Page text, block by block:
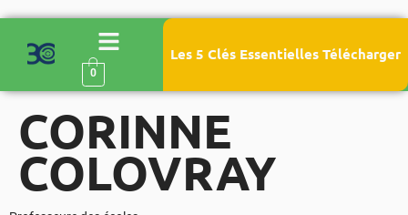
0
Les 5 Clés Essentielles Télécharger
CORINNE
COLOVRAY